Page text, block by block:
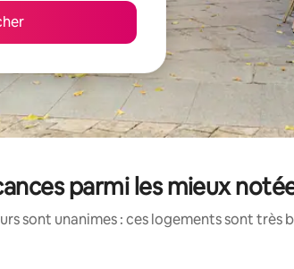
parmi les mieux
sont unanimes : ces logements sont